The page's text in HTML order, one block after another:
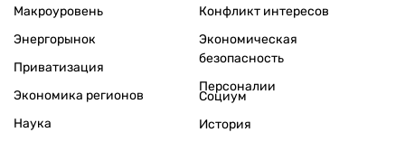
Макроуровень
Энергорынок
Приватизация
Экономика регионов
Конфликт интересов
Экономическая
безопасность
Персоналии
Наука
Социум
История